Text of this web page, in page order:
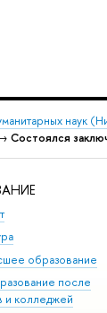
наук
Состоялся
образование
после
и колледжей